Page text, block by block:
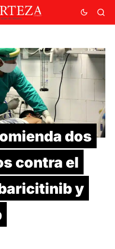
dos
contra el
y